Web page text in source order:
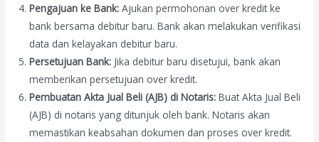
Pengajuan ke Bank: Ajukan permohonan over kredit ke
bank bersama debitur baru. Bank akan melakukan verifikasi
data dan kelayakan debitur baru.
Persetujuan Bank: Jika debitur baru disetujui, bank akan
memberikan persetujuan over kredit.
Pembuatan Akta Jual Beli (AJB) di Notaris: Buat Akta Jual Beli
(AJB) di notaris yang ditunjuk oleh bank. Notaris akan
memastikan keabsahan dokumen dan proses over kredit.